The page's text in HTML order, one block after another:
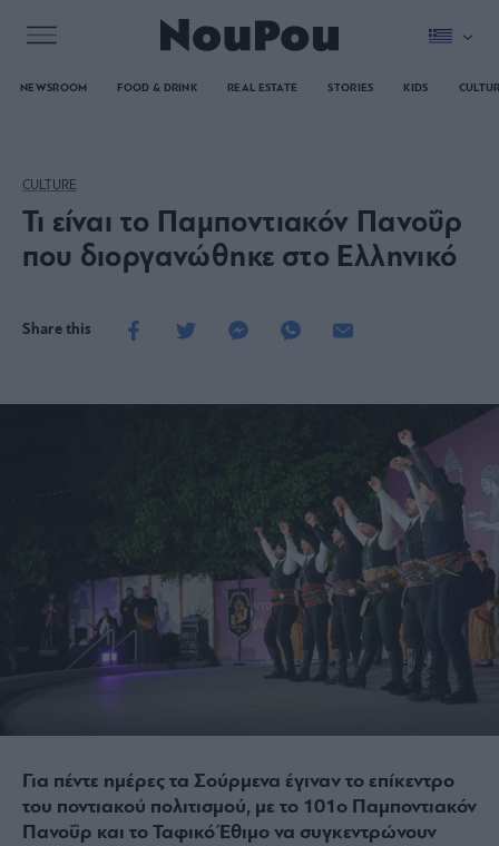
NEWSROOM FOOD & DRINK REAL ESTATE STORIES KIDS
CULTURE
Τι είναι το Παμποντιακόν Πανοΰρ
που διοργανώθηκε στο Ελληνικό
Share this
Για πέντε ημέρες τα Σούρμενα έγιναν το επίκεντρο
του ποντιακού πολιτισμού, με το 101ο Παμποντιακόν
Πανοΰρ και το Ταφικό Έθιμο να συγκεντρώνουν